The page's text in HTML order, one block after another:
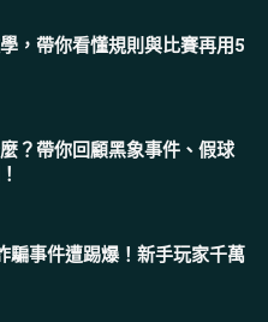
，帶你看懂規則與比賽再用5
？帶你回顧黑象事件、假球
騙事件遭踢爆！新手玩家千萬